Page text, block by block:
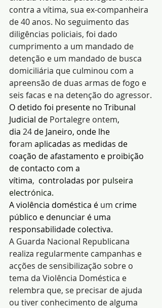
contra a vítima, sua ex-companheira
de 40 anos. No seguimento das
diligências policiais, foi dado
cumprimento a um mandado de
detenção e um mandado de busca
domiciliária que culminou com a
apreensão de duas armas de fogo e
seis facas e na detenção do agressor.
O detido foi presente no Tribunal
Judicial de Portalegre ontem,
dia 24 de Janeiro, onde lhe
foram aplicadas as medidas de
coação de afastamento e proibição
de contacto com a
vítima, controladas por pulseira
electrónica.
A violência doméstica é um crime
público e denunciar é uma
responsabilidade colectiva.
A Guarda Nacional Republicana
realiza regularmente campanhas e
acções de sensibilização sobre o
tema da Violência Doméstica e
relembra que, se precisar de ajuda
ou tiver conhecimento de alguma